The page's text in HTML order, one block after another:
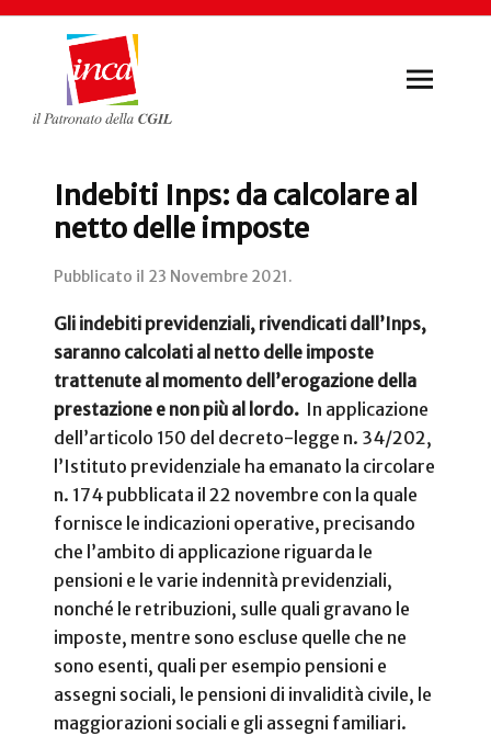
Indebiti Inps: da calcolare al
netto delle imposte
Pubblicato il 23 Novembre 2021.
Gli indebiti previdenziali, rivendicati dall’Inps,
saranno calcolati al netto delle imposte
trattenute al momento dell’erogazione della
prestazione e non più al lordo. In applicazione
dell’articolo 150 del decreto-legge n. 34/202,
l’Istituto previdenziale ha emanato la circolare
n. 174 pubblicata il 22 novembre con la quale
fornisce le indicazioni operative, precisando
che l’ambito di applicazione riguarda le
pensioni e le varie indennità previdenziali,
nonché le retribuzioni, sulle quali gravano le
imposte, mentre sono escluse quelle che ne
sono esenti, quali per esempio pensioni e
assegni sociali, le pensioni di invalidità civile, le
maggiorazioni sociali e gli assegni familiari.